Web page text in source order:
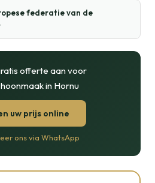
federatie van de
offerte aan voor
in Hornu
uw prijs online
ons via WhatsApp